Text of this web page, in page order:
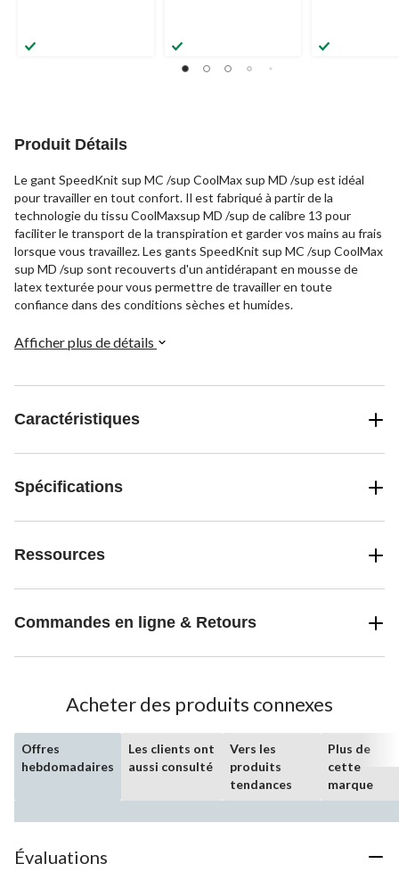
Produit Détails
Le gant SpeedKnit sup MC /sup CoolMax sup MD /sup est idéal
pour travailler en tout confort. Il est fabriqué à partir de la
technologie du tissu CoolMaxsup MD /sup de calibre 13 pour
faciliter le transport de la transpiration et garder vos mains au frais
lorsque vous travaillez. Les gants SpeedKnit sup MC /sup CoolMax
sup MD /sup sont recouverts d'un antidérapant en mousse de
latex texturée pour vous permettre de travailler en toute
confiance dans des conditions sèches et humides.
Afficher plus de détails
Caractéristiques
Spécifications
Ressources
Commandes en ligne & Retours
Acheter des produits connexes
Offres
hebdomadaires
Les clients ont
aussi consulté
Vers les
produits
tendances
Plus de
cette
marque
Évaluations